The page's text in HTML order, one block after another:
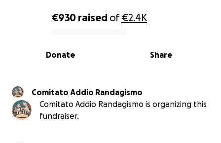
0% complete
€930 raised of€2.4K
Share
Donate
Comitato Addio Randagismo
Comitato Addio Randagismo is organizing this
fundraiser.